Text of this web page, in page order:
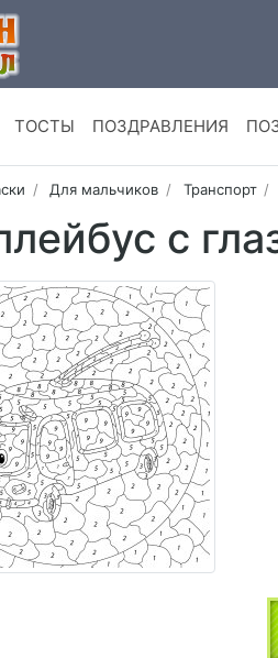
ТОСТЫ ПОЗДРАВЛЕНИЯ
Для мальчиков Транспорт
с